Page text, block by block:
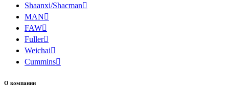
Shaanxi/Shacman
MAN
FAW
Fuller
Weichai
Cummins
О компании